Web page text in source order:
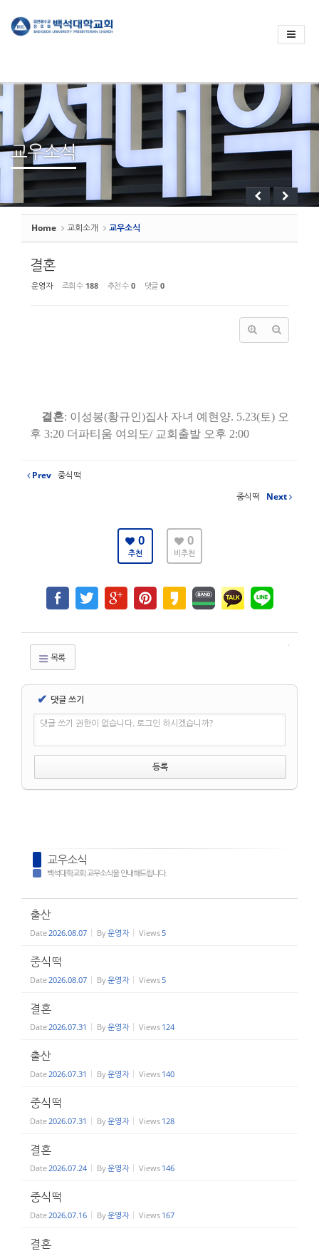
교우소식
Home 교회소개 교우소식
결혼
운영자 조회 수 188 추천 수 0 댓글 0
결혼: 이성봉(황규인 )집사 자녀 예현양. 5.23(토) 오
후 3:20 더파티움 여의도/ 교회출발 오후 2:00
Prev 중식떡
중식떡
Next
0
추천
0
비추천
목록
✔ 댓글 쓰기
댓글 쓰기 권한이 없습니다. 로그인 하시겠습니까?
교우소식
백석대학교회 교우소식을 안내해드립니다.
출산
Date2026.08.07 By운영자 Views5
중식떡
Date2026.08.07 By운영자 Views5
결혼
Date2026.07.31 By운영자 Views 124
출산
Date2026.07.31 By운영자 Views 140
중식떡
Date2026.07.31 By운영자 Views 128
결혼
Date2026.07.24 By운영자 Views 146
중식떡
Date2026.07.16 By운영자 Views 167
결혼
스케치북5
스케치북5